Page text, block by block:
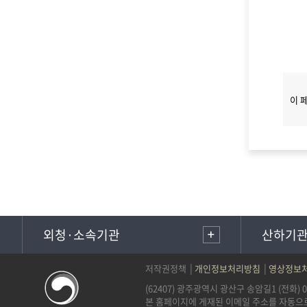
이
외청·소속기관 산하기관
저작권정책 개인정보처리방침 영상정보
(62407) 광주광역시 광산구 송암길1 (전화)
본 홈페이지에 게재된 이메일 주소를 자동